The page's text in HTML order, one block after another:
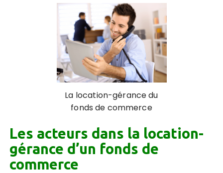
La location-gérance du
fonds de commerce
Les acteurs dans la location-
gérance d’un fonds de
commerce